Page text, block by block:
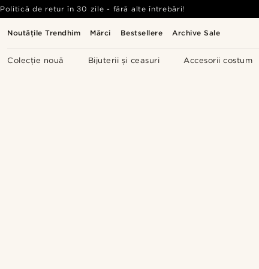
Noutățile Trendhim Mărci Bestsellere Archive Sale
Colecție nouă Bijuterii și ceasuri Accesorii costum
Politică de retur în 30 zile - fără alte întrebări!